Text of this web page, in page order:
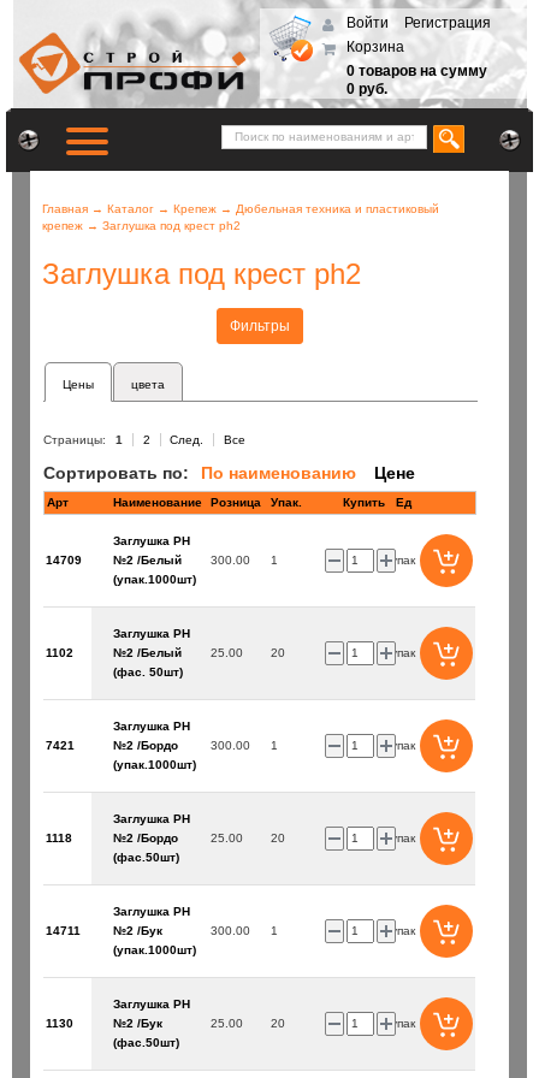
Войти
Регистрация
Корзина
0 товаров на сумму
0 руб.
Главная → Каталог → Крепеж → Дюбельная техника и пластиковый
крепеж → Заглушка под крест ph2
Заглушка под крест ph2
Фильтры
Цены цвета
Страницы: 1 2 След. Все
Сортировать по: По наименованию Цене
Арт Наименование Розница Купить Ед
14709
Заглушка PH
№2 /Белый
(упак.1000шт)
300.00 1 упак
1102
Заглушка PH
№2 /Белый
(фас. 50шт)
25.00 20 упак
7421
Заглушка PH
№2 /Бордо
(упак.1000шт)
300.00 1 упак
1118
Заглушка PH
№2 /Бордо
(фас.50шт)
25.00 20 упак
14711
Заглушка PH
№2 /Бук
(упак.1000шт)
300.00 1 упак
1130
Заглушка PH
№2 /Бук
(фас.50шт)
25.00 20 упак